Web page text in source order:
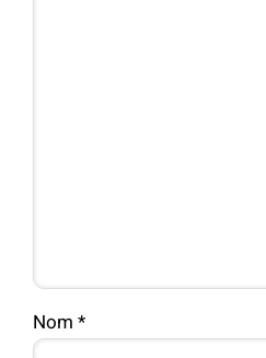
Nom *